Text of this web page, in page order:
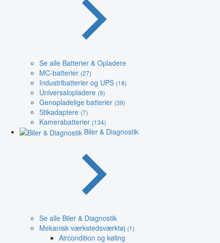
Se alle Batterier & Opladere
MC-batterier (27)
Industribatterier og UPS (18)
Universalopladere (9)
Genopladelige batterier (39)
Stikadaptere (7)
Kamerabatterier (134)
Biler & Diagnostik
Se alle Biler & Diagnostik
Mekanisk værkstedsværktøj (1)
Aircondition og køling